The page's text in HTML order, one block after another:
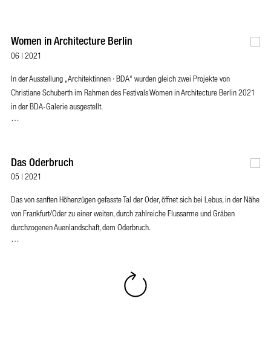
Women in Architecture Berlin
06 | 2021
In der Ausstellung „Architektinnen · BDA“ wurden gleich zwei Projekte von
Christiane Schuberth im Rahmen des Festivals Women in Architecture Berlin 2021
in der BDA-Galerie ausgestellt.
…
Das Oderbruch
05 | 2021
Das von sanften Höhenzügen gefasste Tal der Oder, öffnet sich bei Lebus, in der Nähe
von Frankfurt/Oder zu einer weiten, durch zahlreiche Flussarme und Gräben
durchzogenen Auenlandschaft, dem Oderbruch.
…